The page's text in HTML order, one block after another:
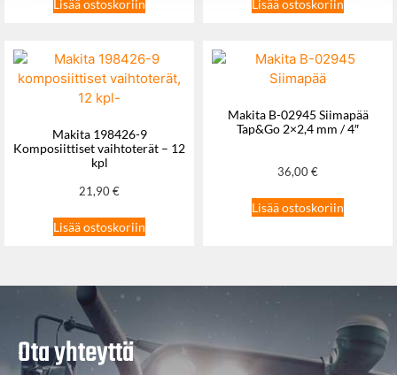
Lisää ostoskoriin Lisää ostoskoriin
Makita 198426-9
Komposiittiset vaihtoterät – 12
kpl
21,90€
Lisää ostoskoriin
Makita B-02945 Siimapää
Tap&Go 2×2,4 mm / 4″
36,00€
Lisää ostoskoriin
Ota yhteyttä